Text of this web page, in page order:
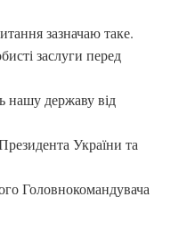
зазначаю таке.
заслуги перед
нашу державу від
України та
Головнокомандувача